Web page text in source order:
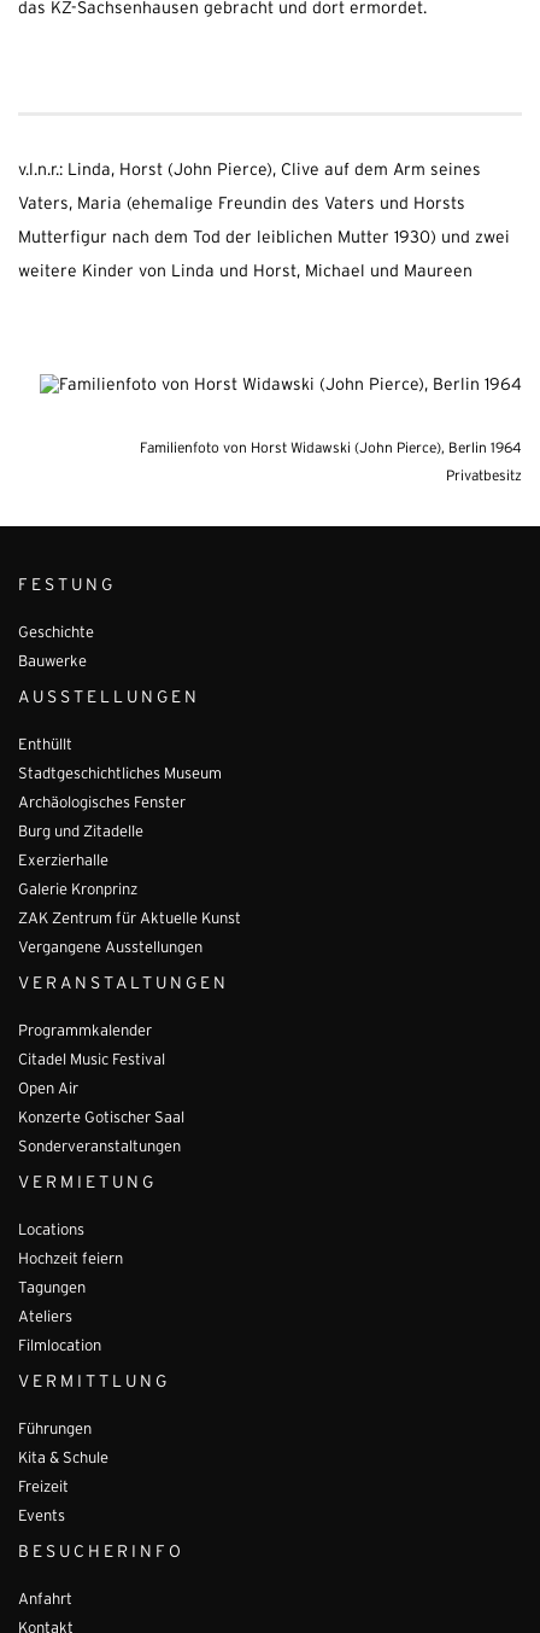
das KZ-Sachsenhausen gebracht und dort ermordet.
v.l.n.r.: Linda, Horst (John Pierce), Clive auf dem Arm seines
Vaters, Maria (ehemalige Freundin des Vaters und Horsts
Mutterfigur nach dem Tod der leiblichen Mutter 1930) und zwei
weitere Kinder von Linda und Horst, Michael und Maureen
Familienfoto von Horst Widawski (John Pierce), Berlin 1964
Privatbesitz
FESTUNG
Geschichte
Bauwerke
AUSSTELLUNGEN
Enthüllt
Stadtgeschichtliches Museum
Archäologisches Fenster
Burg und Zitadelle
Exerzierhalle
Galerie Kronprinz
ZAK Zentrum für Aktuelle Kunst
Vergangene Ausstellungen
VERANSTALTUNGEN
Programmkalender
Citadel Music Festival
Open Air
Konzerte Gotischer Saal
Sonderveranstaltungen
VERMIETUNG
Locations
Hochzeit feiern
Tagungen
Ateliers
Filmlocation
VERMITTLUNG
Führungen
Kita & Schule
Freizeit
Events
BESUCHERINFO
Anfahrt
Kontakt